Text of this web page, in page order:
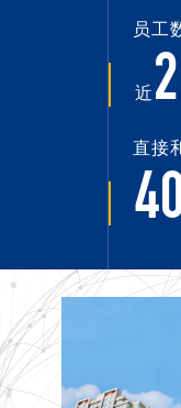
员工
近
直接